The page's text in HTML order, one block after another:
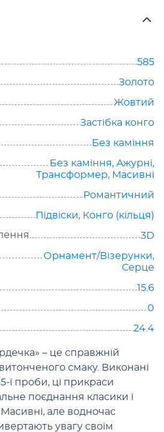
585
Золото
Жовтий
Застібка конго
Без каміння
Без каміння, Ажурні,
Трансформер, Масивні
Романтичний
Підвіски, Конго (кільця)
3D
Орнамент/Візерунки,
Серце
15.6
0
24.4
– це справжній
смаку. Виконані
ї проби, ці прикраси
поєднання класики і
але водночас
увагу своїм